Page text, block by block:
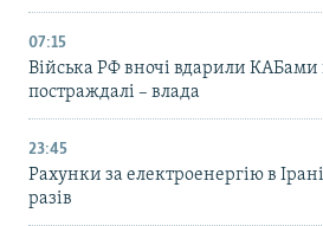
07:15
Війська РФ вночі вдарили КАБами
постраждалі – влада
23:45
Рахунки за електроенергію в
разів